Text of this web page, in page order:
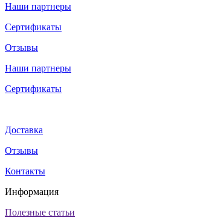
Наши партнеры
Сертификаты
Отзывы
Наши партнеры
Сертификаты
Доставка
Отзывы
Контакты
Информация
Полезные статьи